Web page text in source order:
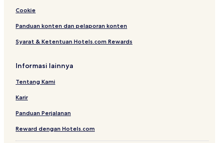
Cookie
Panduan konten dan pelaporan konten
Syarat & Ketentuan Hotels.com Rewards
Informasi lainnya
Tentang Kami
Karir
Panduan Perjalanan
Reward dengan Hotels.com